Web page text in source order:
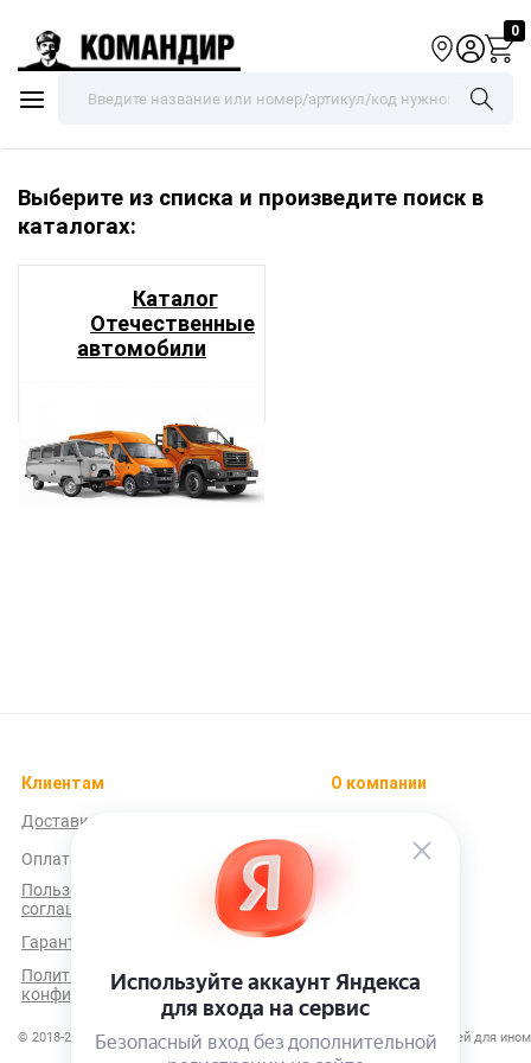
0
Выберите из списка и произведите поиск в
каталогах:
Каталог
Отечественные
автомобили
Клиентам
О компании
Доставка
Оплата
Пользовательское
соглашение
Гарантийная политика
Политика
конфиденциальности
© 2018-2026 Интернет-магазин "Командир" - подбор и продажа запчастей для